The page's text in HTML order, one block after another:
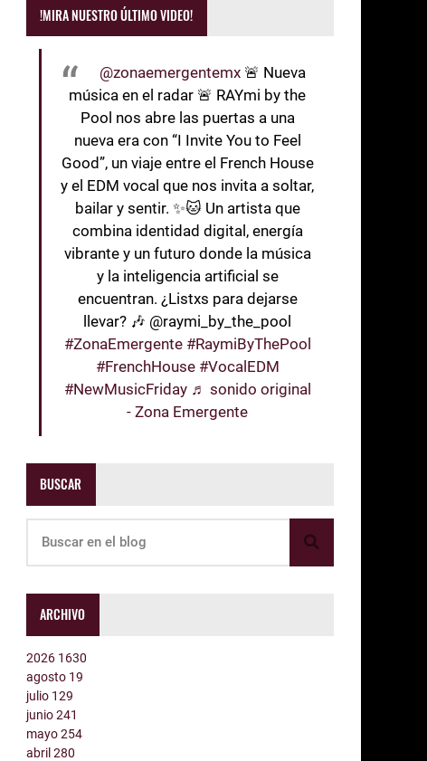
!MIRA NUESTRO ÚLTIMO VIDEO!
@zonaemergentemx 🚨 Nueva
música en el radar 🚨 RAYmi by the
Pool nos abre las puertas a una
nueva era con “I Invite You to Feel
Good”, un viaje entre el French House
y el EDM vocal que nos invita a soltar,
bailar y sentir. ✨🐱 Un artista que
combina identidad digital, energía
vibrante y un futuro donde la música
y la inteligencia artificial se
encuentran. ¿Listxs para dejarse
llevar? 🎶 @raymi_by_the_pool
#ZonaEmergente #RaymiByThePool
#FrenchHouse #VocalEDM
#NewMusicFriday ♬ sonido original
- Zona Emergente
BUSCAR
ARCHIVO
2026 1630
agosto 19
julio 129
junio241
mayo254
abril280